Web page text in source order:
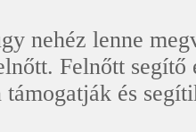
nehéz lenne
Felnőtt segítő
támogatják és